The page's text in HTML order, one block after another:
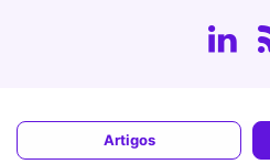
Artigos